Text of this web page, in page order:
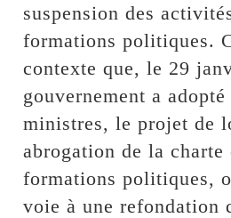
suspension des
formations politiques.
contexte que, le 29
gouvernement a
ministres, le projet de
abrogation de la charte
formations politiques,
voie à une refondation